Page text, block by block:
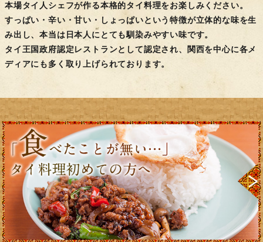
本場タイ人シェフが作る本格的タイ料理をお楽しみください。
すっぱい・辛い・甘い・しょっぱいという特徴が立体的な味を生
み出し、本当は日本人にとても馴染みやすい味です。
タイ王国政府認定レストランとして認定され、関西を中心に各メ
ディアにも多く取り上げられております。